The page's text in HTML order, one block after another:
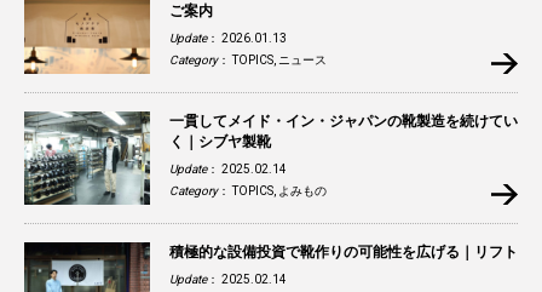
ご案内
Update： 2026.01.13
Category：TOPICS ニュース
一貫してメイド・イン・ジャパンの靴製造を続けてい
く｜シブヤ製靴
Update： 2025.02.14
Category：TOPICS よみもの
積極的な設備投資で靴作りの可能性を広げる｜リフト
Update： 2025.02.14